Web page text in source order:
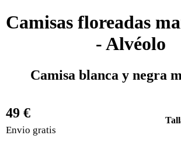
Camisas floreadas
- Alvéolo
Camisa blanca y negra
49 €
Envio gratis